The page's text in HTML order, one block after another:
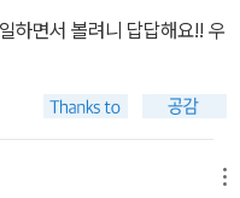
하면서 볼려니 답답해요!! 우